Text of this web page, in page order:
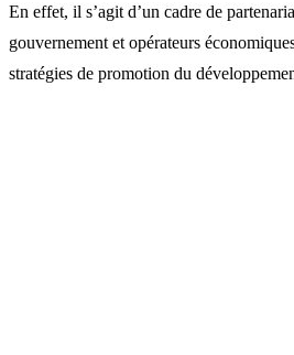
En effet, il s’agit d’un cadre de
gouvernement et opérateurs
stratégies de promotion du